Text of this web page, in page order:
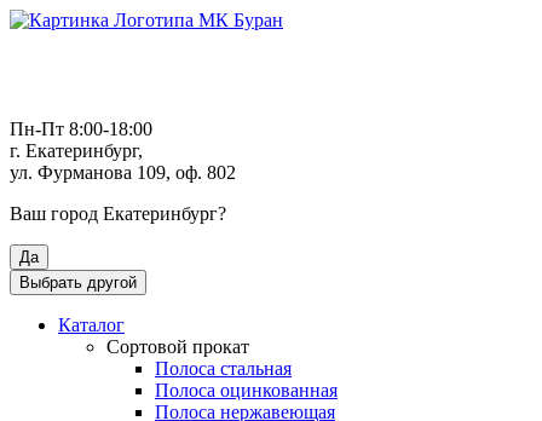
Пн-Пт 8:00-18:00
г. Екатеринбург,
ул. Фурманова 109, оф. 802
Ваш город Екатеринбург?
Да
Выбрать другой
Каталог
Сортовой прокат
Полоса стальная
Полоса оцинкованная
Полоса нержавеющая